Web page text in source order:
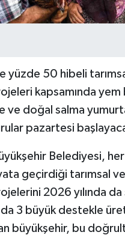
yüzde 50 hibeli
kapsamında
ve doğal salma
pazartesi
Belediyesi, her
geçirdiği tarımsal
2026 yılında
da 3 büyük destekle
büyükşehir, bu